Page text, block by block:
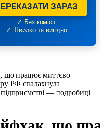
ЗАРАЗ
✓ Без комісії
✓ Швидко та вигідно
що працює миттєво:
РФ спалахнула
— подробиці